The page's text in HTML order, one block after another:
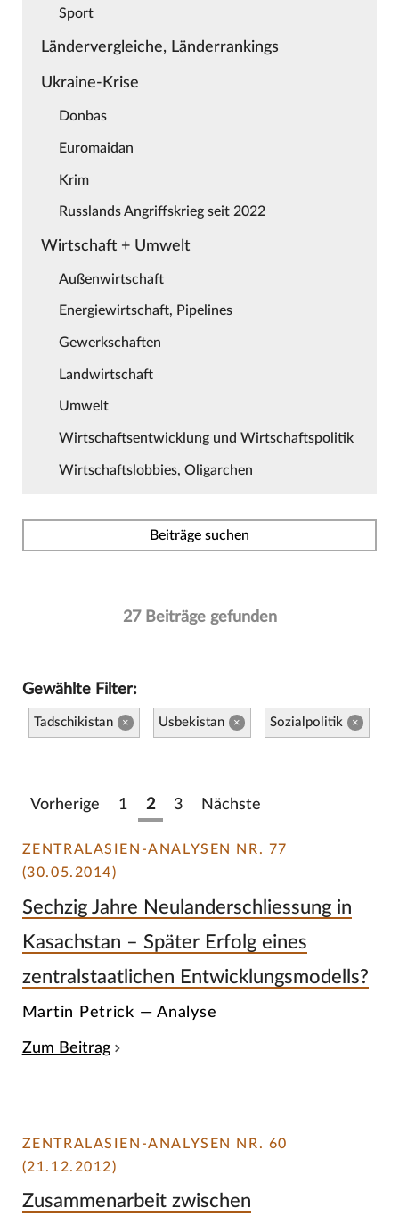
Sport
Ländervergleiche, Länderrankings
Ukraine-Krise
Donbas
Euromaidan
Krim
Russlands Angriffskrieg seit 2022
Wirtschaft + Umwelt
Außenwirtschaft
Energiewirtschaft, Pipelines
Gewerkschaften
Landwirtschaft
Umwelt
Wirtschaftsentwicklung und Wirtschaftspolitik
Wirtschaftslobbies, Oligarchen
Beiträge suchen
27 Beiträge gefunden
Gewählte Filter:
Tadschikistan × Usbekistan × Sozialpolitik ×
Vorherige 1 2 3 Nächste
ZENTRALASIEN-ANALYSEN NR. 77
(30.05.2014)
Sechzig Jahre Neulanderschliessung in
Kasachstan – Später Erfolg eines
zentralstaatlichen Entwicklungsmodells?
Martin Petrick — Analyse
Zum Beitrag
ZENTRALASIEN-ANALYSEN NR. 60
(21.12.2012)
Zusammenarbeit zwischen